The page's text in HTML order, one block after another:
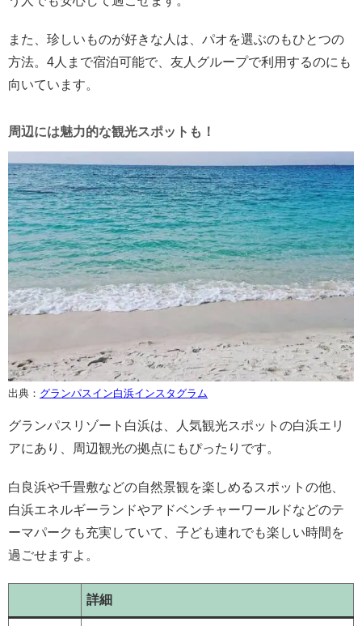
また、珍しいものが好きな人は、パオを選ぶのもひとつの
方法。4人まで宿泊可能で、友人グループで利用するのにも
向いています。
周辺には魅力的な観光スポットも！
出典： グランパスイン白浜インスタグラム
グランパスリゾート白浜は、人気観光スポットの白浜エリ
アにあり、周辺観光の拠点にもぴったりです。
白良浜や千畳敷などの自然景観を楽しめるスポットの他、
白浜エネルギーランドやアドベンチャーワールドなどのテ
ーマパークも充実していて、子ども連れでも楽しい時間を
過ごせますよ。
詳細